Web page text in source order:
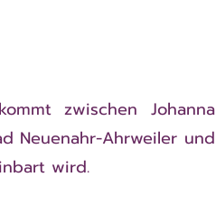
zwischen Johanna
Neuenahr-Ahrweiler und
wird.